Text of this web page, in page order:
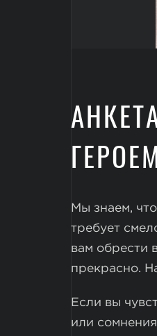
Мы знаем,
требует
вам обрести
прекрасно.
Если вы
или